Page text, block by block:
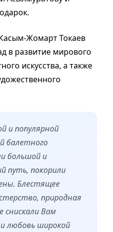
Жомарт Токаев
в развитие мирового
искусства, а также
и популярной
балетного
большой и
путь, покорили
Блестящее
природная
снискали Вам
любовь широкой